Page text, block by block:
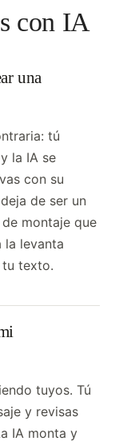
con IA
una
tú
la IA se
con su
de ser un
montaje que
la levanta
tu texto.
tuyos. Tú
y revisas
IA monta y